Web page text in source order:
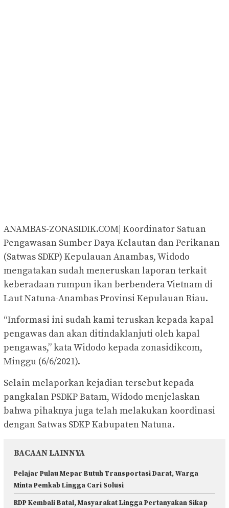
ANAMBAS-ZONASIDIK.COM| Koordinator Satuan
Pengawasan Sumber Daya Kelautan dan Perikanan
(Satwas SDKP) Kepulauan Anambas, Widodo
mengatakan sudah meneruskan laporan terkait
keberadaan rumpun ikan berbendera Vietnam di
Laut Natuna-Anambas Provinsi Kepulauan Riau.
“Informasi ini sudah kami teruskan kepada kapal
pengawas dan akan ditindaklanjuti oleh kapal
pengawas,” kata Widodo kepada zonasidikcom,
Minggu (6/6/2021).
Selain melaporkan kejadian tersebut kepada
pangkalan PSDKP Batam, Widodo menjelaskan
bahwa pihaknya juga telah melakukan koordinasi
dengan Satwas SDKP Kabupaten Natuna.
BACAAN LAINNYA
Pelajar Pulau Mepar Butuh Transportasi Darat, Warga
Minta Pemkab Lingga Cari Solusi
RDP Kembali Batal, Masyarakat Lingga Pertanyakan Sikap